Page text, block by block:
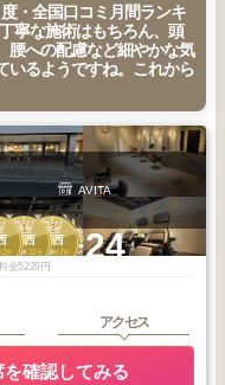
・全国口コミ月間ランキ
寧な施術はもちろん、頭
腰への配慮など細やかな気
いるようですね。これから
2月
1
関西
2025年 12月
2
関西
2026年 7月+24
AVITA
金5229円
アクセス
を確認してみる